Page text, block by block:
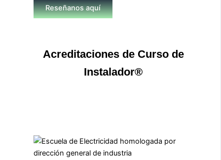
Reseñanos aquí
Acreditaciones de Curso de
Instalador®